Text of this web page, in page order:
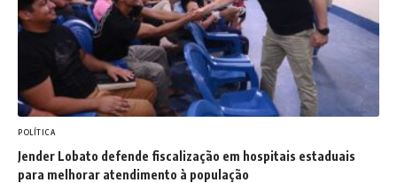
POLÍTICA
Jender Lobato defende fiscalização em hospitais estaduais
para melhorar atendimento à população